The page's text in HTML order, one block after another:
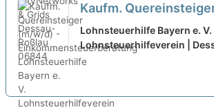
Kaufm.
Lohnsteuerhilfe Bayern e. V.
Lohnsteuerhilfeverein |